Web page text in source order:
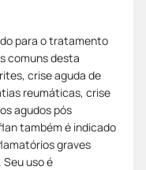
para o tratamento
comuns desta
crise aguda de
reumáticas, crise
agudos pós
também é indicado
graves
uso é